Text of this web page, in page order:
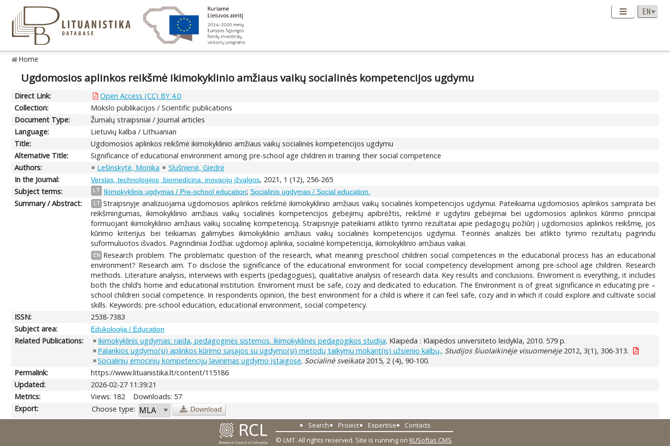
Home
Ugdomosios aplinkos reikšmė ikimokyklinio amžiaus vaikų socialinės kompetencijos ugdymu
Direct Link:
Open Access (CC) BY 4.0
Collection:
Mokslo publikacijos / Scientific publications
Document Type:
Žurnalų straipsniai / Journal articles
Language:
Lietuvių kalba / Lithuanian
Title:
Ugdomosios aplinkos reikšmė ikimokyklinio amžiaus vaikų socialinės kompetencijos ugdymu
Alternative Title:
Significance of educational environment among pre-school age children in training their social competence
Authors:
Lešinskytė, Monika
Slušnienė, Giedrė
In the Journal:
Verslas, technologijos, biomedicina: inovacijų įžvalgos, 2021, 1 (12), 256-265
Subject terms:
LT Ikimokyklinis ugdymas / Pre-school education;Socialinis ugdymas / Social education.
Summary / Abstract: LT Straipsnyje analizuojama ugdomosios aplinkos reikšmė ikimokyklinio amžiaus vaikų socialinės kompetencijos ugdymui. Pateikiama ugdomosios aplinkos samprata bei
reikšmingumas, ikimokyklinio amžiaus vaikų socialinės kompetencijos gebėjimų apibrėžtis, reikšmė ir ugdytini gebėjimai bei ugdomosios aplinkos kūrimo principai
formuojant ikimokyklinio amžiaus vaikų socialinę kompetenciją. Straipsnyje pateikiami atlikto tyrimo rezultatai apie pedagogų požiūrį į ugdomosios aplinkos reikšmę, jos
kūrimo kriterijus bei teikiamas galimybes ikimokyklinio amžiaus vaikų socialinės kompetencijos ugdymui. Teorinės analizės bei atlikto tyrimo rezultatų pagrindu
suformuluotos išvados. Pagrindiniai žodžiai: ugdomoji aplinka, socialinė kompetencija, ikimokyklinio amžiaus vaikai.
EN
Research problem. The problematic question of the research, what meaning preschool children social competences in the educational process has an educational
environment? Research aim. To disclose the significance of the educational environment for social competency development among pre-school age children. Research
methods. Literature analysis, interviews with experts (pedagogues), qualitative analysis of research data. Key results and conclusions. Enviroment is everything, it includes
both the child’s home and educational institution. Enviroment must be safe, cozy and dedicated to education. The Environment is of great significance in educating pre –
school children social competence. In respondents opinion, the best environment for a child is where it can feel safe, cozy and in which it could explore and cultivate social
skills. Keywords: pre-school education, educational environment, social competency.
ISSN:
2538-7383
Subject area:
Edukologija / Education
Related Publications: Ikimokyklinis ugdymas: raida, pedagoginės sistemos. Ikimokyklinės pedagogikos studija. Klaipėda : Klaipėdos universiteto leidykla, 2010. 579 p.
Palankios ugdymo(si) aplinkos kūrimo sąsajos su ugdymo(si) metodų taikymu mokant(is) užsienio kalbų.. Studijos šiuolaikinėje visuomenėje2012, 3(1), 306-313.
Socialinių emocinių kompetencijų lavinimas ugdymo įstaigose. Socialinė sveikata2015, 2 (4), 90-100.
Permalink:
https://www.lituanistika.lt/content/115186
Updated:
2026-02-27 11:39:21
Metrics:
Views: 182
Downloads: 57
Export:
Choose type: Download
Search Project Expertise
Contacts
© LMT. All rights reserved. Site is running on KUSoftas CMS.